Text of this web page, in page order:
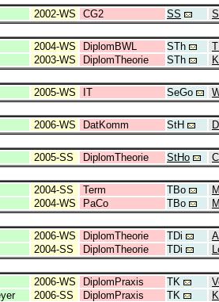
2002-WS CG2 SS
2004-WS DiplomBWL STh
2003-WS DiplomTheorie STh
2005-WS IT SeGo
2006-WS DatKomm StH
2005-SS DiplomTheorie StHo
2004-SS Term TBo
2004-WS PaCo TBo
2006-WS DiplomTheorie TDi
2004-SS DiplomTheorie TDi
2006-WS DiplomPraxis TK
2006-SS DiplomPraxis TK